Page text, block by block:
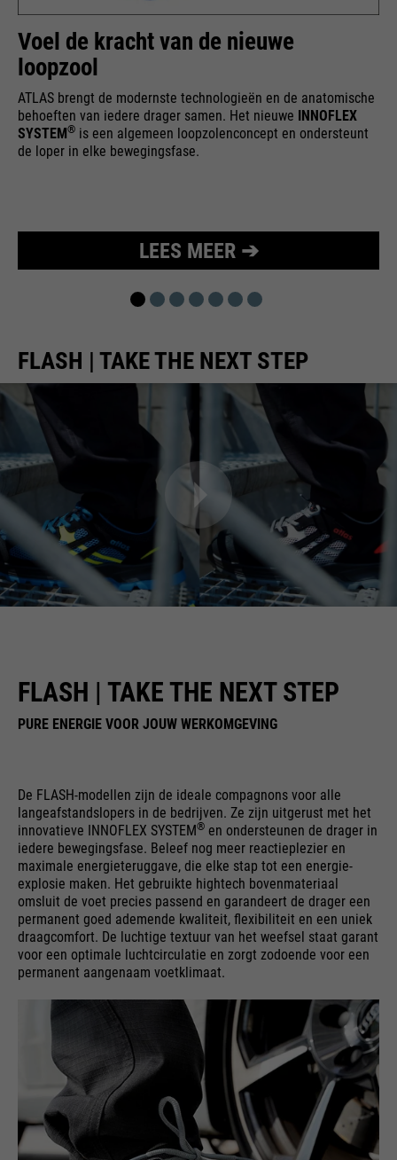
doel
Wordt gebruikt om de
aanvraagsnelheid te beperken.
Voel de kracht van de nieuwe
loopzool
ATLAS brengt de modernste technologieën en de anatomische
behoeften van iedere drager samen. Het nieuwe INNOFLEX
SYSTEM® is een algemeen loopzolenconcept en ondersteunt
de loper in elke bewegingsfase.
LEES MEER ➔
FLASH | TAKE THE NEXT STEP
FLASH | TAKE THE NEXT STEP
PURE ENERGIE VOOR JOUW WERKOMGEVING
De FLASH-modellen zijn de ideale compagnons voor alle
langeafstandslopers in de bedrijven. Ze zijn uitgerust met het
innovatieve INNOFLEX SYSTEM® en ondersteunen de drager in
iedere bewegingsfase. Beleef nog meer reactieplezier en
maximale energieteruggave, die elke stap tot een energie-
explosie maken. Het gebruikte hightech bovenmateriaal
omsluit de voet precies passend en garandeert de drager een
permanent goed ademende kwaliteit, flexibiliteit en een uniek
draagcomfort. De luchtige textuur van het weefsel staat garant
voor een optimale luchtcirculatie en zorgt zodoende voor een
permanent aangenaam voetklimaat.